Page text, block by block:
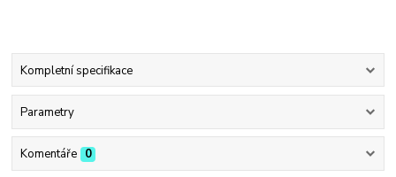
Kompletní specifikace
Parametry
Komentáře 0